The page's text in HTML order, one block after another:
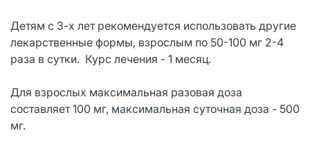
Детям с 3-х лет рекомендуется использовать другие
лекарственные формы, взрослым по 50-100 мг 2-4
раза в сутки. Курс лечения - 1 месяц.
Для взрослых максимальная разовая доза
составляет 100 мг, максимальная суточная доза - 500
мг.